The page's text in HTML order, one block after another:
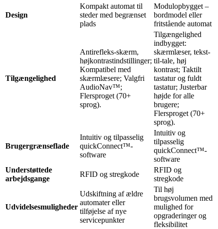
Design
Kompakt automat til
steder med begrænset
plads
Modulopbygget –
bordmodel eller
fritstående automat
Tilgængelighed
Antirefleks-skærm,
højkontrastindstillinger;
Kompatibel med
skærmlæsere; Valgfri
AudioNav™;
Flersproget (70+
sprog).
Tilgængelighed
indbygget:
skærmlæser, tekst-
til-tale, høj
kontrast; Taktilt
tastatur og fuldt
tastatur; Justerbar
højde for alle
brugere;
Flersproget (70+
sprog).
Brugergrænseflade
Intuitiv og tilpasselig
quickConnect™-
software
Intuitiv og
tilpasselig
quickConnect™-
software
Understøttede
arbejdsgange
RFID og stregkode
RFID og
stregkode
Udvidelsesmuligheder
Udskiftning af ældre
automater eller
tilføjelse af nye
servicepunkter
Til høj
brugsvolumen med
mulighed for
opgraderinger og
fleksibilitet